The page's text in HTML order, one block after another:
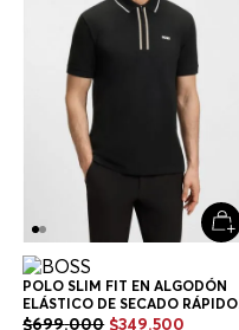
POLO SLIM FIT EN ALGODÓN
ELÁSTICO DE SECADO RÁPIDO
POLO SLIM FIT HOMBRE
$699.000 $349.500